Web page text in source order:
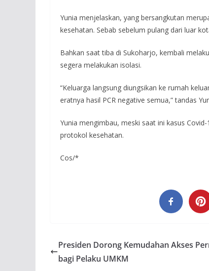
Yunia menjelaskan, yang bersangkutan
kesehatan. Sebab sebelum pulang dari luar
Bahkan saat tiba di Sukoharjo, kembali
segera melakukan isolasi.
“Keluarga langsung diungsikan ke rumah
eratnya hasil PCR negative semua,” tandas
Yunia mengimbau, meski saat ini kasus
protokol kesehatan.
Cos/*
Presiden Dorong Kemudahan Akses
bagi Pelaku UMKM